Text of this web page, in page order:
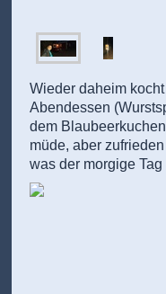
Wieder daheim
Abendessen
dem
müde, aber
was der morgige Tag